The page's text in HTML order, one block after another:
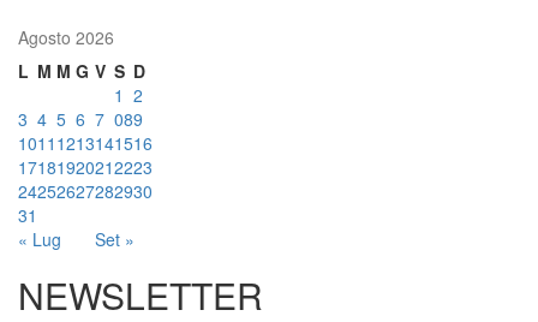
Agosto 2026
L M M G V S D
« Lug Set »
1 2
3 4 5 6 7 089
1011 1213141516
17181920212223
24252627282930
31
NEWSLETTER